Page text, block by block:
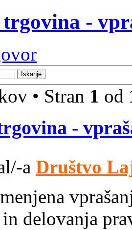
-
• Stran 1 od
-
a Društvo
delovanja